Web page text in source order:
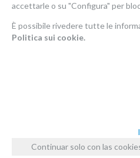
accettarle o su "Configura" per
È possibile rivedere tutte le
Politica sui cookie.
Continuar solo con las